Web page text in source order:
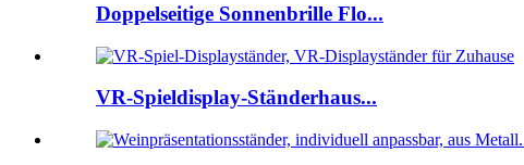
Doppelseitige Sonnenbrille Flo...
VR-Spieldisplay-Ständerhaus...